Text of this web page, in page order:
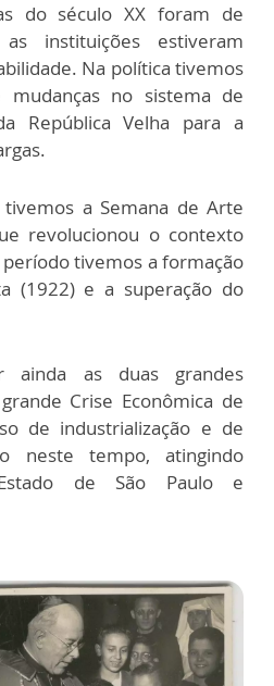
do século XX foram de
instituições estiveram
Na política tivemos
mudanças no sistema de
República Velha para a
a Semana de Arte
revolucionou o contexto
tivemos a formação
(1922) e a superação do
ainda as duas grandes
Crise Econômica de
de industrialização e de
neste tempo, atingindo
de São Paulo e